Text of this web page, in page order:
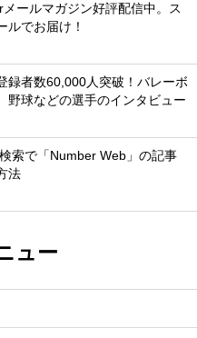
メールマガジン好評配信中。ス
ルでお届け！
録者数60,000人突破！バレーボ
野球などの選手のインタビュー
索で「Number Web」の記事
法
ュー